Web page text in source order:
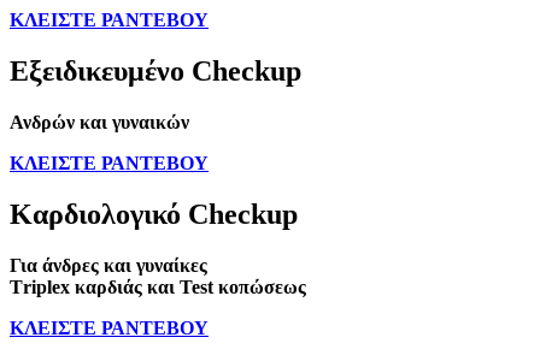
ΚΛΕΙΣΤΕ ΡΑΝΤΕΒΟΥ
Εξειδικευμένο Checkup
Ανδρών και γυναικών
ΚΛΕΙΣΤΕ ΡΑΝΤΕΒΟΥ
Καρδιολογικό Checkup
Για άνδρες και γυναίκες
Τriplex καρδιάς και Test κοπώσεως
ΚΛΕΙΣΤΕ ΡΑΝΤΕΒΟΥ